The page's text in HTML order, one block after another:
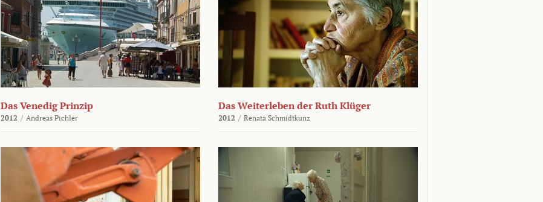
Das Venedig Prinzip
2012 / Andreas Pichler
Das Weiterleben der Ruth Klüger
2012 / Renata Schmidtkunz